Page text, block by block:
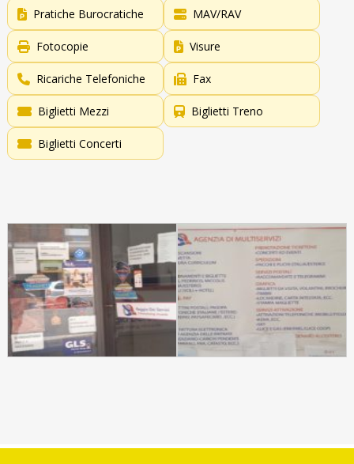
Pratiche Burocratiche MAV/RAV
Fotocopie Visure
Ricariche Telefoniche Fax
Biglietti Mezzi Biglietti Treno
Biglietti Concerti